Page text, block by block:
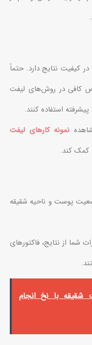
کیفیت نتایج دارد. حتماً
کافی در روش‌های لیفت
استفاده کنند.
نمونه کارهای لیفت
کمک کند.
پوست و ناحیه شقیقه
شما از نتایج، فاکتورهای
شقیقه با نخ انجام